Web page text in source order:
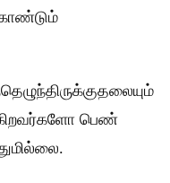
பெண்